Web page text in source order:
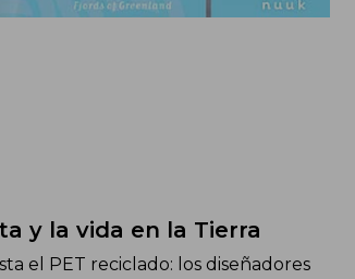
y la vida en la Tierra
el PET reciclado: los diseñadores